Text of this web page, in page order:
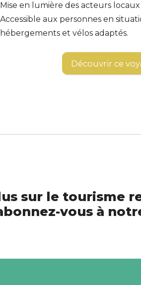
Mise en lumière des acteurs locaux
Accessible aux personnes en
hébergements et vélos adaptés.
Découvrir ce
sur le tourisme
vous à